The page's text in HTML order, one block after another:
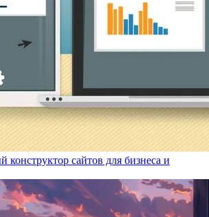
сайтов для бизнеса и